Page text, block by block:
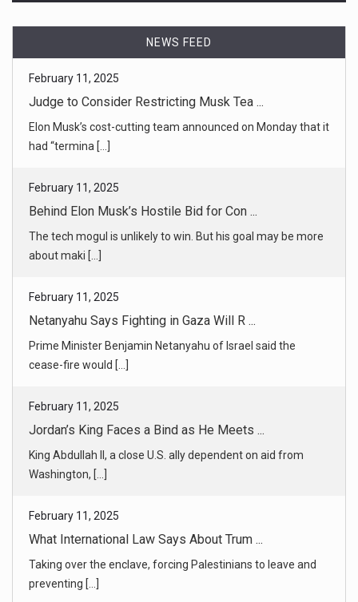
NEWS FEED
February 11, 2025
Behind Elon Musk’s Hostile Bid for Con ...
The tech mogul is unlikely to win. But his goal may be more
about maki [...]
February 11, 2025
Netanyahu Says Fighting in Gaza Will R ...
Prime Minister Benjamin Netanyahu of Israel said the
cease-fire would [...]
February 11, 2025
Jordan’s King Faces a Bind as He Meets ...
King Abdullah II, a close U.S. ally dependent on aid from
Washington, [...]
February 11, 2025
What International Law Says About Trum ...
Taking over the enclave, forcing Palestinians to leave and
preventing [...]
February 11, 2025
Nations Denounce Trump Tariff on Metal ...
Canada, Mexico and European countries criticized
President Trump’s lev [...]